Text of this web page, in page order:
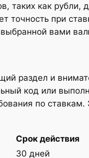
таких как
точность при
вами
раздел и
код или
по
Срок действия
30 дней